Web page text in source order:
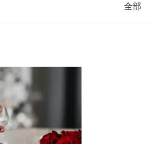
全部